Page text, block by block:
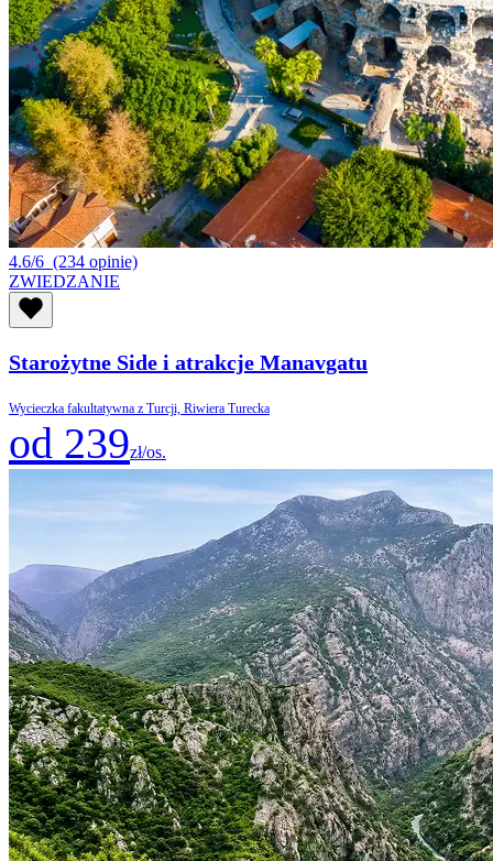
4.6/6 (234 opinie)
ZWIEDZANIE
Starożytne Side i atrakcje Manavgatu
Wycieczka fakultatywna z Turcji, Riwiera Turecka
od 239zł/os.